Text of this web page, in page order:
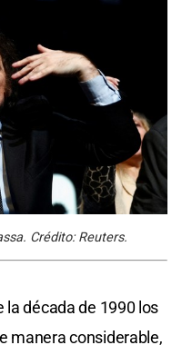
Crédito: Reuters.
la década de 1990 los
manera considerable,